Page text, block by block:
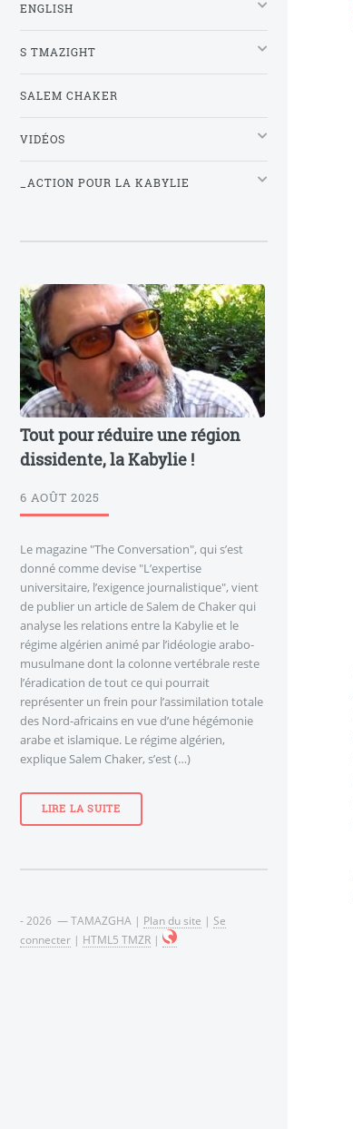
ENGLISH
S TMAZIGHT
SALEM CHAKER
VIDÉOS
_ACTION POUR LA KABYLIE
Tout pour réduire une région
dissidente, la Kabylie !
6 AOÛT 2025
Le magazine "The Conversation", qui s’est
donné comme devise "L’expertise
universitaire, l’exigence journalistique", vient
de publier un article de Salem de Chaker qui
analyse les relations entre la Kabylie et le
régime algérien animé par l’idéologie arabo-
musulmane dont la colonne vertébrale reste
l’éradication de tout ce qui pourrait
représenter un frein pour l’assimilation totale
des Nord-africains en vue d’une hégémonie
arabe et islamique. Le régime algérien,
explique Salem Chaker, s’est (…)
LIRE LA SUITE
- 2026 — TAMAZGHA | Plan du site | Se
connecter | HTML5 TMZR |